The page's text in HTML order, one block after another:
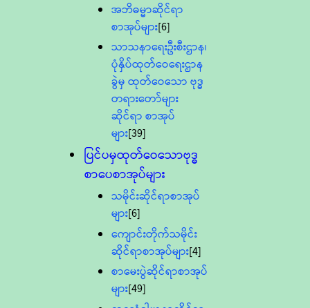
အဘိဓမ္မာဆိုင်ရာ
စာအုပ်များ[6]
သာသနာရေးဦးစီးဌာန၊
ပုံနှိပ်ထုတ်ဝေရေးဌာန
ခွဲမှ ထုတ်ဝေသော ဗုဒ္ဓ
တရားတော်များ
ဆိုင်ရာ စာအုပ်
များ[39]
ပြင်ပမှထုတ်ဝေသောဗုဒ္ဓ
စာပေစာအုပ်များ
သမိုင်းဆိုင်ရာစာအုပ်
များ[6]
ကျောင်းတိုက်သမိုင်း
ဆိုင်ရာစာအုပ်များ[4]
စာမေးပွဲဆိုင်ရာစာအုပ်
များ[49]